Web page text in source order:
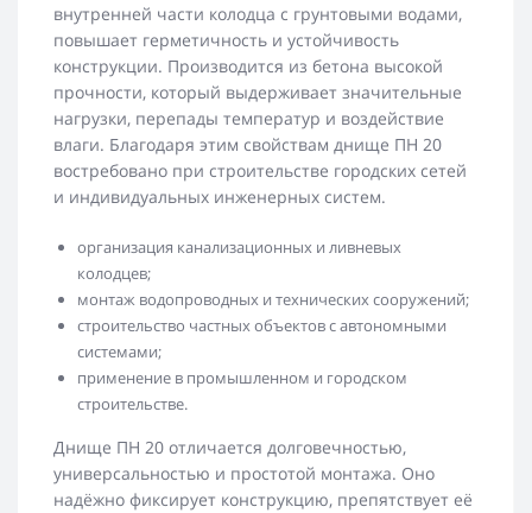
внутренней части колодца с грунтовыми водами,
повышает герметичность и устойчивость
конструкции. Производится из бетона высокой
прочности, который выдерживает значительные
нагрузки, перепады температур и воздействие
влаги. Благодаря этим свойствам днище ПН 20
востребовано при строительстве городских сетей
и индивидуальных инженерных систем.
организация канализационных и ливневых
колодцев;
монтаж водопроводных и технических сооружений;
строительство частных объектов с автономными
системами;
применение в промышленном и городском
строительстве.
Днище ПН 20 отличается долговечностью,
универсальностью и простотой монтажа. Оно
надёжно фиксирует конструкцию, препятствует её